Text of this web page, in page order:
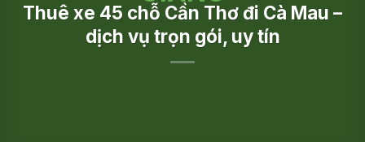
Thuê xe 45 chỗ Cần Thơ đi Cà Mau –
dịch vụ trọn gói, uy tín